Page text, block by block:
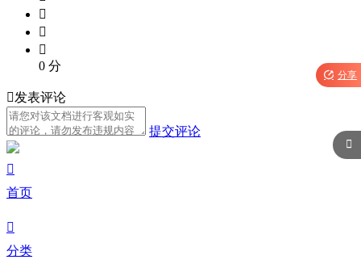



0 分
发表评论
提交评论
 分享


首页

分类